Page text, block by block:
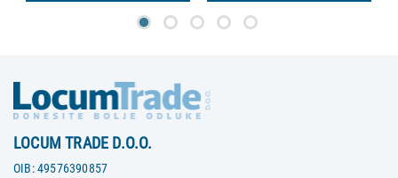
LOCUM TRADE D.O.O.
OIB:49576390857